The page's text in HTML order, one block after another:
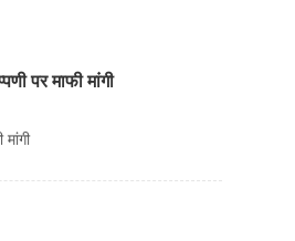
पर माफी मांगी